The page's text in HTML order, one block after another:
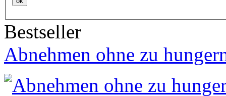
Bestseller
Abnehmen ohne zu